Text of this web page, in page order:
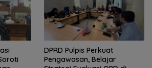
DPRD Pulpis Perkuat
Pengawasan, Belajar